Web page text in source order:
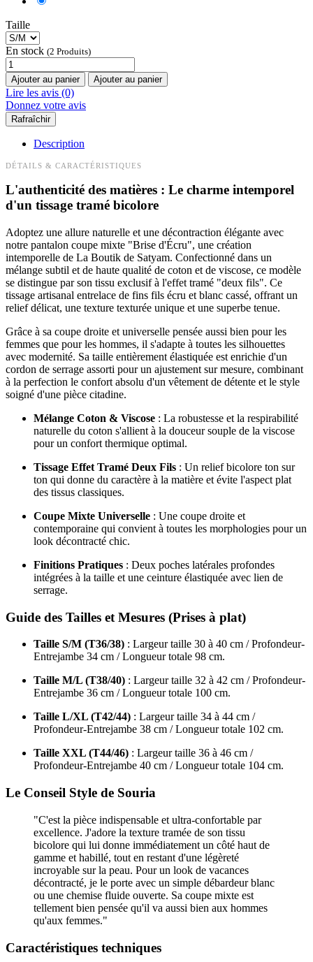
Taille
En stock (2 Produits)
Ajouter au panier Ajouter au panier
Lire les avis (0)
Donnez votre avis
Description
DÉTAILS & CARACTÉRISTIQUES
L'authenticité des matières : Le charme intemporel
d'un tissage tramé bicolore
Adoptez une allure naturelle et une décontraction élégante avec
notre pantalon coupe mixte "Brise d'Écru", une création
intemporelle de La Boutik de Satyam. Confectionné dans un
mélange subtil et de haute qualité de coton et de viscose, ce modèle
se distingue par son tissu exclusif à l'effet tramé "deux fils". Ce
tissage artisanal entrelace de fins fils écru et blanc cassé, offrant un
relief délicat, une texture texturée unique et une superbe tenue.
Grâce à sa coupe droite et universelle pensée aussi bien pour les
femmes que pour les hommes, il s'adapte à toutes les silhouettes
avec modernité. Sa taille entièrement élastiquée est enrichie d'un
cordon de serrage assorti pour un ajustement sur mesure, combinant
à la perfection le confort absolu d'un vêtement de détente et le style
soigné d'une pièce citadine.
Mélange Coton & Viscose : La robustesse et la respirabilité
naturelle du coton s'allient à la douceur souple de la viscose
pour un confort thermique optimal.
Tissage Effet Tramé Deux Fils : Un relief bicolore ton sur
ton qui donne du caractère à la matière et évite l'aspect plat
des tissus classiques.
Coupe Mixte Universelle : Une coupe droite et
contemporaine qui convient à toutes les morphologies pour un
look décontracté chic.
Finitions Pratiques : Deux poches latérales profondes
intégrées à la taille et une ceinture élastiquée avec lien de
serrage.
Guide des Tailles et Mesures (Prises à plat)
Taille S/M (T36/38) : Largeur taille 30 à 40 cm / Profondeur-
Entrejambe 34 cm / Longueur totale 98 cm.
Taille M/L (T38/40) : Largeur taille 32 à 42 cm / Profondeur-
Entrejambe 36 cm / Longueur totale 100 cm.
Taille L/XL (T42/44) : Largeur taille 34 à 44 cm /
Profondeur-Entrejambe 38 cm / Longueur totale 102 cm.
Taille XXL (T44/46) : Largeur taille 36 à 46 cm /
Profondeur-Entrejambe 40 cm / Longueur totale 104 cm.
Le Conseil Style de Souria
"C'est la pièce indispensable et ultra-confortable par
excellence. J'adore la texture tramée de son tissu
bicolore qui lui donne immédiatement un côté haut de
gamme et habillé, tout en restant d'une légèreté
incroyable sur la peau. Pour un look de vacances
décontracté, je le porte avec un simple débardeur blanc
ou une chemise fluide ouverte. Sa coupe mixte est
tellement bien pensée qu'il va aussi bien aux hommes
qu'aux femmes."
Caractéristiques techniques